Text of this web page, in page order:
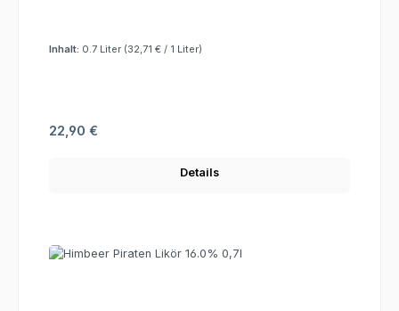
Inhalt: 0.7 Liter (32,71 € / 1 Liter)
Regulärer Preis:
22,90 €
Details